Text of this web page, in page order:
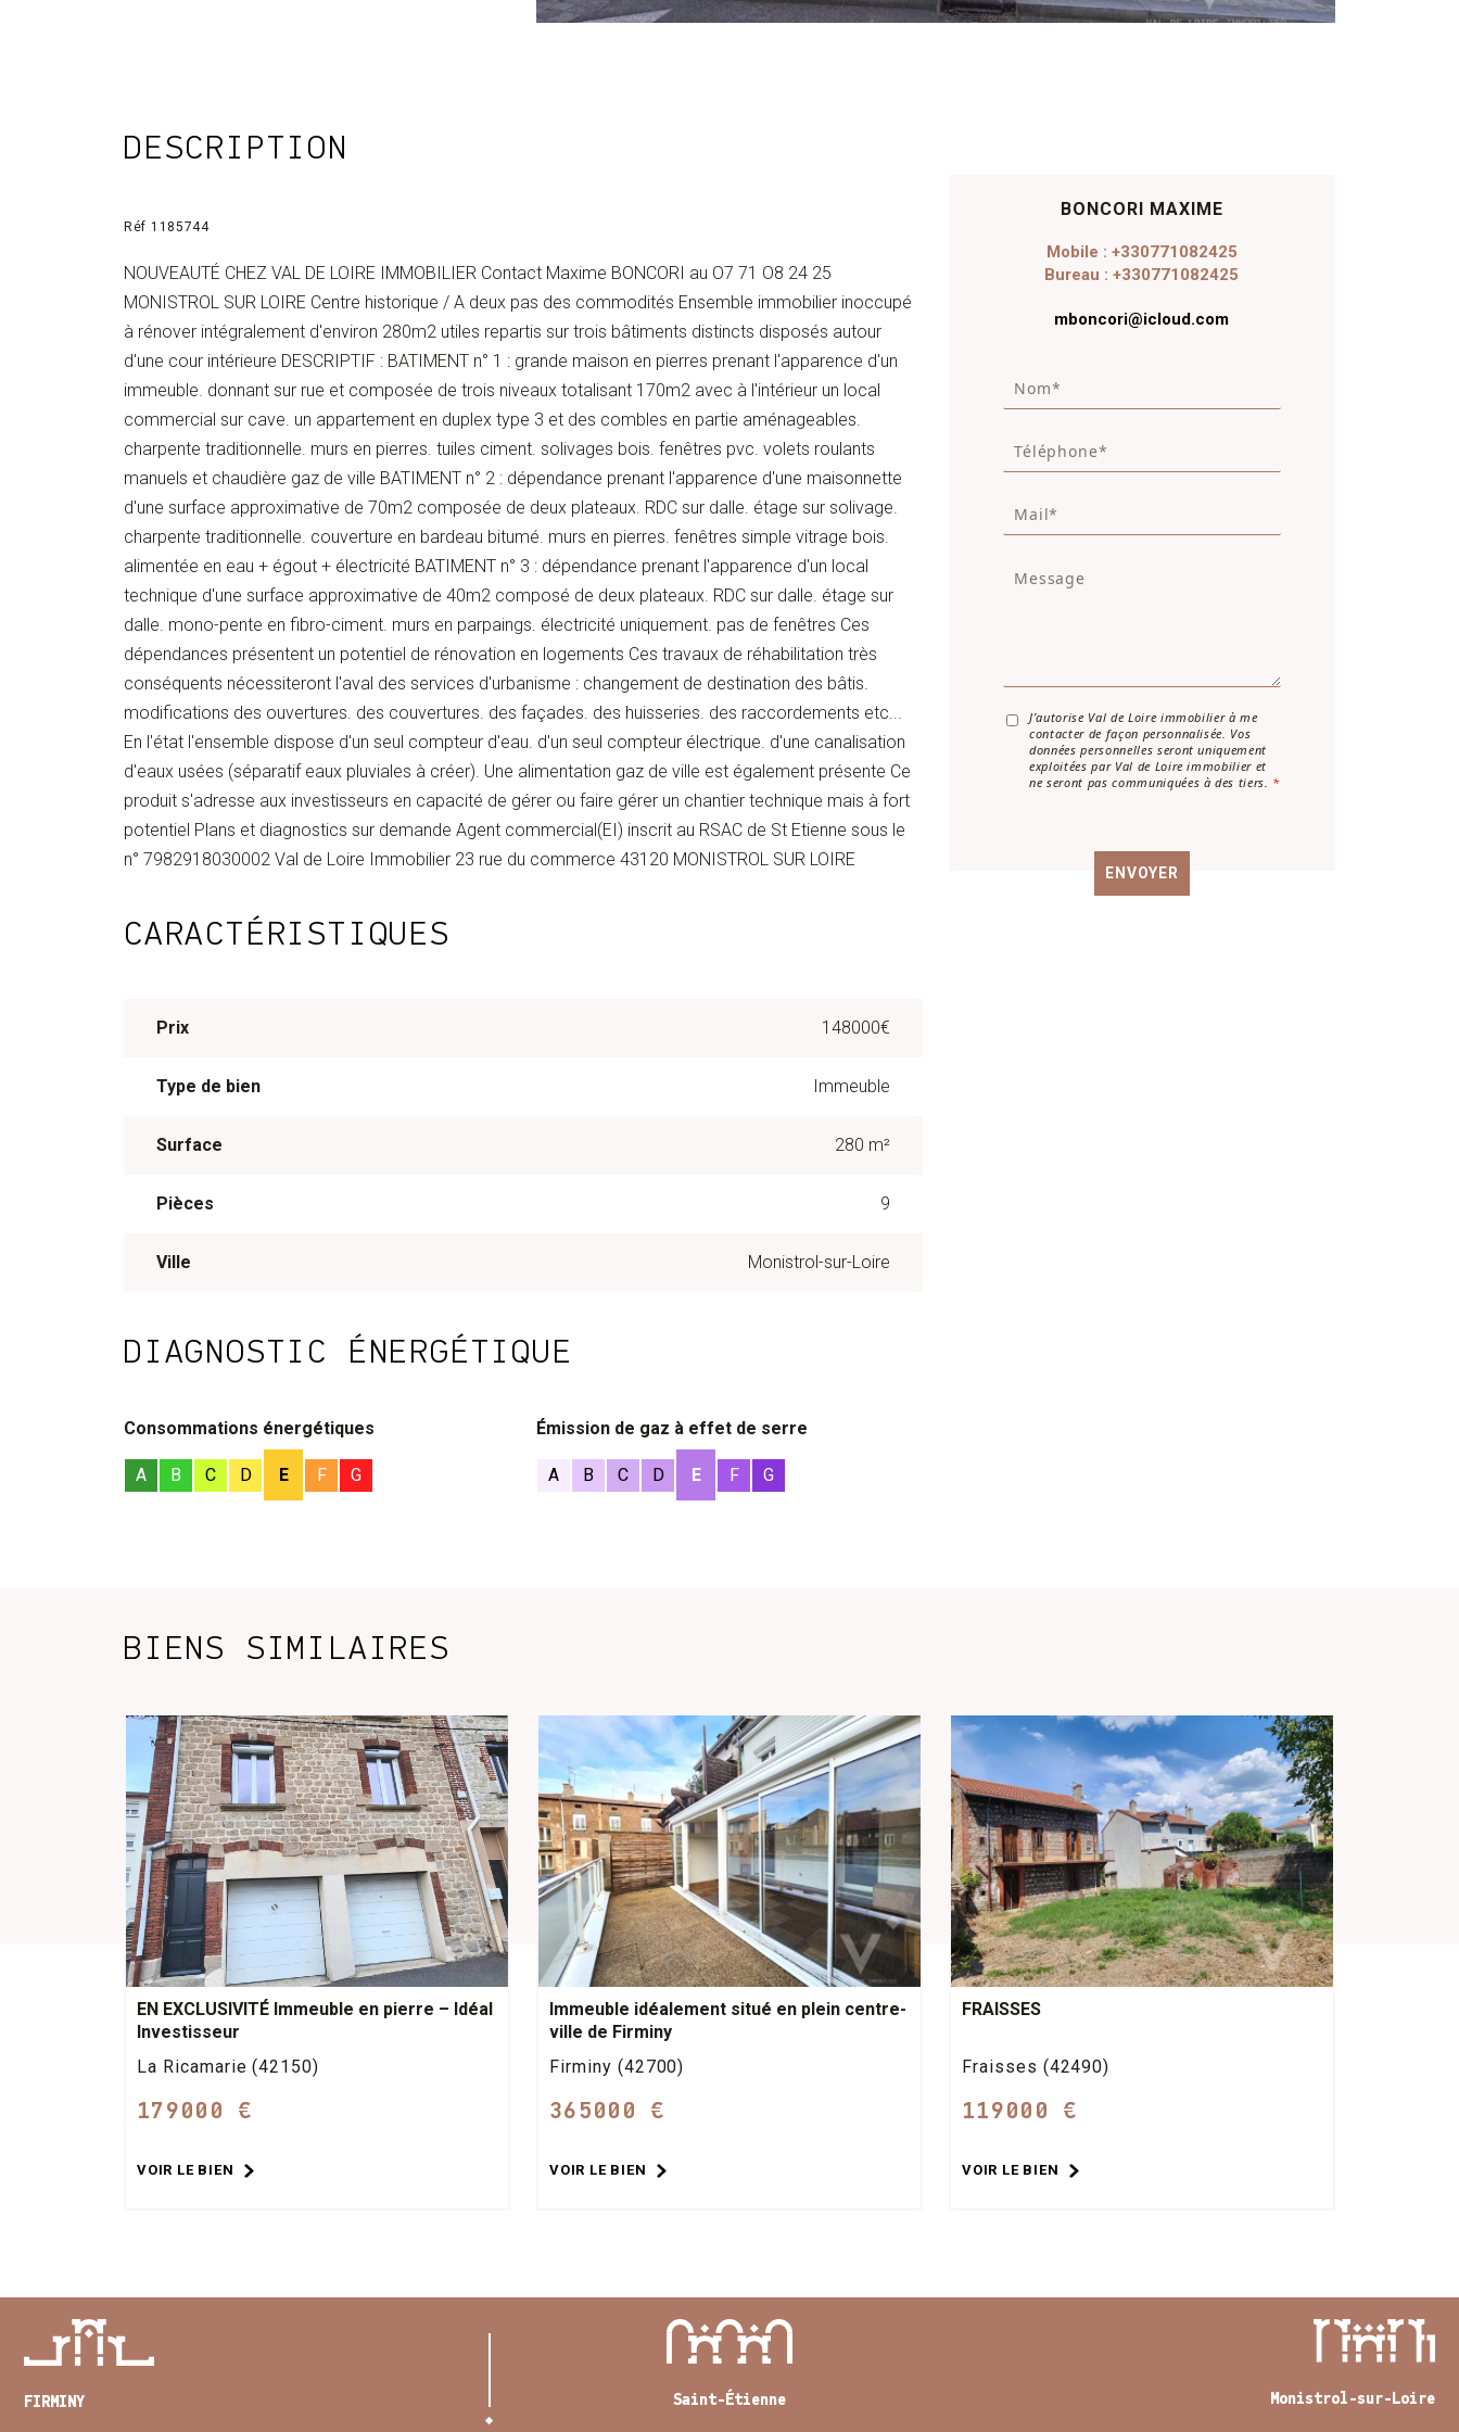
DESCRIPTION
Réf 1185744
NOUVEAUTÉ CHEZ VAL DE LOIRE IMMOBILIER Contact Maxime BONCORI au O7 71 O8 24 25
MONISTROL SUR LOIRE Centre historique / A deux pas des commodités Ensemble immobilier inoccupé
à rénover intégralement d'environ 280m2 utiles repartis sur trois bâtiments distincts disposés autour
d'une cour intérieure DESCRIPTIF : BATIMENT n° 1 : grande maison en pierres prenant l'apparence d'un
immeuble. donnant sur rue et composée de trois niveaux totalisant 170m2 avec à l'intérieur un local
commercial sur cave. un appartement en duplex type 3 et des combles en partie aménageables.
charpente traditionnelle. murs en pierres. tuiles ciment. solivages bois. fenêtres pvc. volets roulants
manuels et chaudière gaz de ville BATIMENT n° 2 : dépendance prenant l'apparence d'une maisonnette
d'une surface approximative de 70m2 composée de deux plateaux. RDC sur dalle. étage sur solivage.
charpente traditionnelle. couverture en bardeau bitumé. murs en pierres. fenêtres simple vitrage bois.
alimentée en eau + égout + électricité BATIMENT n° 3 : dépendance prenant l'apparence d'un local
technique d'une surface approximative de 40m2 composé de deux plateaux. RDC sur dalle. étage sur
dalle. mono-pente en fibro-ciment. murs en parpaings. électricité uniquement. pas de fenêtres Ces
dépendances présentent un potentiel de rénovation en logements Ces travaux de réhabilitation très
conséquents nécessiteront l'aval des services d'urbanisme : changement de destination des bâtis.
modifications des ouvertures. des couvertures. des façades. des huisseries. des raccordements etc...
En l'état l'ensemble dispose d'un seul compteur d'eau. d'un seul compteur électrique. d'une canalisation
d'eaux usées (séparatif eaux pluviales à créer). Une alimentation gaz de ville est également présente Ce
produit s'adresse aux investisseurs en capacité de gérer ou faire gérer un chantier technique mais à fort
potentiel Plans et diagnostics sur demande Agent commercial(EI) inscrit au RSAC de St Etienne sous le
n° 7982918030002 Val de Loire Immobilier 23 rue du commerce 43120 MONISTROL SUR LOIRE
CARACTÉRISTIQUES
Prix 148000€
Type de bien Immeuble
Surface 280 m²
Pièces 9
Ville Monistrol-sur-Loire
DIAGNOSTIC ÉNERGÉTIQUE
Consommations énergétiques
A B C D E F G
Émission de gaz à effet de serre
A B C D E F G
BONCORI MAXIME
Mobile : +330771082425
Bureau : +330771082425
mboncori@icloud.com
N
*
p
M
M
*
A
J’autorise Val de Loire immobilier à me
contacter de façon personnalisée. Vos
données personnelles seront uniquement
exploitées par Val de Loire immobilier et
ne seront pas communiquées à des tiers. *
ENVOYER
BIENS SIMILAIRES
EN EXCLUSIVITÉ Immeuble en pierre – Idéal
Investisseur
La Ricamarie (42150)
179000 €
VOIR LE BIEN
Immeuble idéalement situé en plein centre-
ville de Firminy
Firminy (42700)
365000 €
VOIR LE BIEN
FRAISSES
Fraisses (42490)
119000 €
VOIR LE BIEN
FIRMINY Saint-Étienne Monistrol-sur-Loire